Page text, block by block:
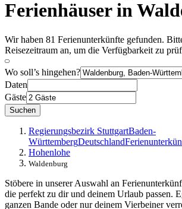
Ferienhäuser in
Wir haben 81 Ferienunterkünfte gefunden.
Reisezeitraum an, um die Verfügbarkeit zu
Wo soll’s hingehen?
Daten
Gäste
Suchen
Regierungsbezirk StuttgartBaden-
WürttembergDeutschland
Hohenlohe
Waldenburg
Stöbere in unserer Auswahl an
die perfekt zu dir und deinem Urlaub passen.
ganzen Bande oder nur deinem Vierbeiner